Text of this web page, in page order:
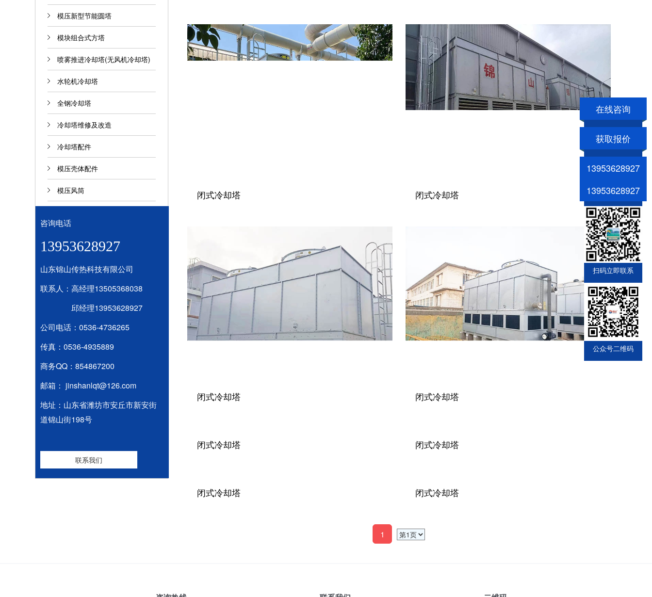
模压新型节能圆塔
模块组合式方塔
喷雾推进冷却塔(无风机冷却塔)
水轮机冷却塔
全钢冷却塔
冷却塔维修及改造
冷却塔配件
模压壳体配件
模压风筒
咨询电话
13953628927
山东锦山传热科技有限公司
联系人：高经理13505368038
邱经理13953628927
公司电话：0536-4736265
传真：0536-4935889
商务QQ：854867200
邮箱： jinshanlqt@126.com
地址：山东省潍坊市安丘市新安街
道锦山街198号
联系我们
闭式冷却塔 闭式冷却塔
闭式冷却塔 闭式冷却塔
闭式冷却塔
闭式冷却塔
闭式冷却塔
在线咨询
获取报价
13953628927
13953628927
扫码立即联系
公众号二维码